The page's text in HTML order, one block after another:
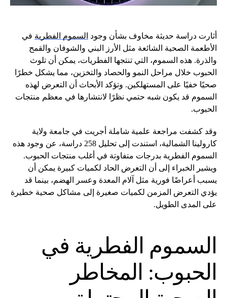
أثارت دراسة حديثة مخاوف بشأن وجود السموم الفطرية في
الأطعمة الصحية الشائعة مثل الأرز البني والشوفان والقمح
والذرة. هذه السموم، التي تنتجها الفطريات، يمكن أن تلوث
الحبوب خلال مراحل النمو والحصاد والتخزين، مما يشكل خطرًا
صحيًا خفيًا على المستهلكين. وتؤكد الأبحاث أن التعرض لهذه
السموم قد يكون شبه حتمي نظرًا لانتشارها في معظم منتجات
الحبوب.
وقد كشفت مراجعة علمية شاملة أجريت في جامعة ولاية
كارولينا الشمالية، استندت إلى تحليل 258 دراسة، عن وجود هذه
السموم الفطرية بدرجات متفاوتة في أغلب منتجات الحبوب.
ويشير الخبراء إلى أن التعرض الحاد لكميات كبيرة يمكن أن
يسبب أعراضًا فورية مثل آلام المعدة وعسر الهضم، بينما قد
يؤدي التعرض المزمن لكميات صغيرة إلى مشاكل صحية خطيرة
على المدى الطويل.
السموم الفطرية في
الحبوب: المخاطر